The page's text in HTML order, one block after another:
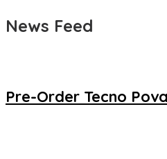
News Feed
Pre-Order Tecno